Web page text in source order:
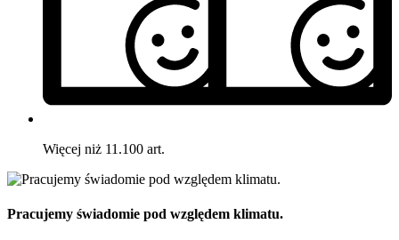
Więcej niż 11.100 art.
Pracujemy świadomie pod względem klimatu.